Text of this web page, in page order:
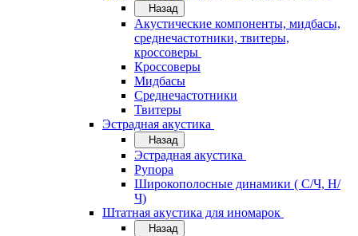
Назад
Акустические компоненты, мидбасы,
среднечастотники, твитеры,
кроссоверы
Кроссоверы
Мидбасы
Среднечастотники
Твитеры
Эстрадная акустика
Назад
Эстрадная акустика
Рупора
Широкополосные динамики ( С/Ч, Н/
Ч)
Штатная акустика для иномарок
Назад